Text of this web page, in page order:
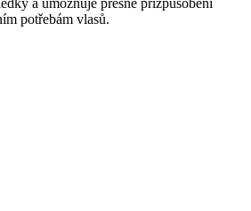
potřebám vlasů.